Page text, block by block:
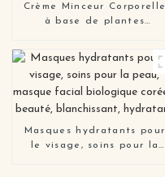
Crème Minceur Corporelle
à base de plantes
Masques hydratants pour
le visage, soins pour la